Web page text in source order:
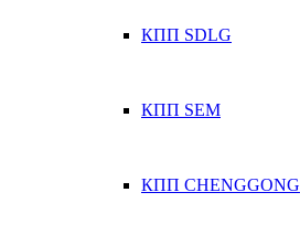
КПП SDLG
КПП SEM
КПП CHENGGONG